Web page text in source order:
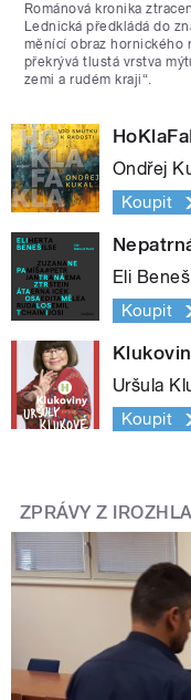
Románová kronika
Lednická předkládá do
měnící obraz hornického
překrývá tlustá vrstva
zemi a rudém kraji“.
Ondřej
Koupit
Eli Beneš
Koupit
Uršula
Koupit
ZPRÁVY Z